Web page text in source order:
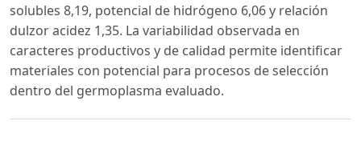
solubles 8,19, potencial de hidrógeno 6,06 y relación
dulzor acidez 1,35. La variabilidad observada en
caracteres productivos y de calidad permite identificar
materiales con potencial para procesos de selección
dentro del germoplasma evaluado.